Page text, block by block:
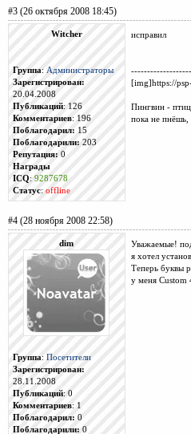
#3 (26 октября 2008 18:45)
Witcher
Группа: Администраторы
Зарегистрирован:
20.04.2008
Публикаций: 126
Комментариев: 196
Поблагодарил: 15
Поблагодарили:203
Репутация: 0
Награды
ICQ: 9287678
Статус: offline
исправил
[img]https://
Пингвин -
пока не пнёшь,
#4 (28 ноября 2008 22:58)
dim
Группа: Посетители
Зарегистрирован:
28.11.2008
Публикаций: 0
Комментариев: 1
Поблагодарил: 0
Поблагодарили:0
Уважаемые!
я хотел
Теперь буквы
у меня Custom